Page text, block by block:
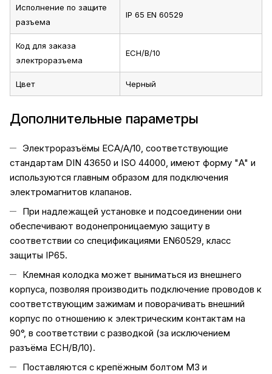
Исполнение по защите
разъема
IP 65 EN 60529
Код для заказа
электроразъема
ECH/B/10
Цвет Черный
Дополнительные параметры
Электроразъёмы ECA/A/10, соответствующие
стандартам DIN 43650 и ISO 44000, имеют форму "A" и
используются главным образом для подключения
электромагнитов клапанов.
При надлежащей установке и подсоединении они
обеспечивают водонепроницаемую защиту в
соответствии со спецификациями EN60529, класс
защиты IP65.
Клемная колодка может выниматься из внешнего
корпуса, позволяя производить подключение проводов к
соответствующим зажимам и поворачивать внешний
корпус по отношению к электрическим контактам на
90°, в соответствии с разводкой (за исключением
разъёма ECH/B/10).
Поставляются с крепёжным болтом M3 и